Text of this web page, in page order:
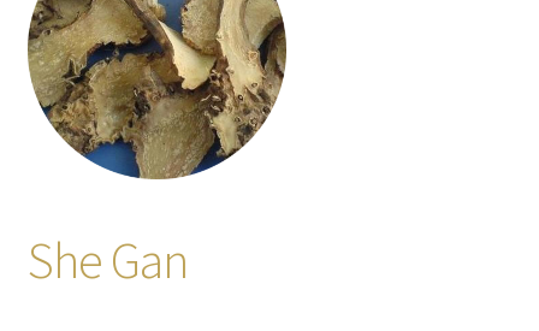
She Gan